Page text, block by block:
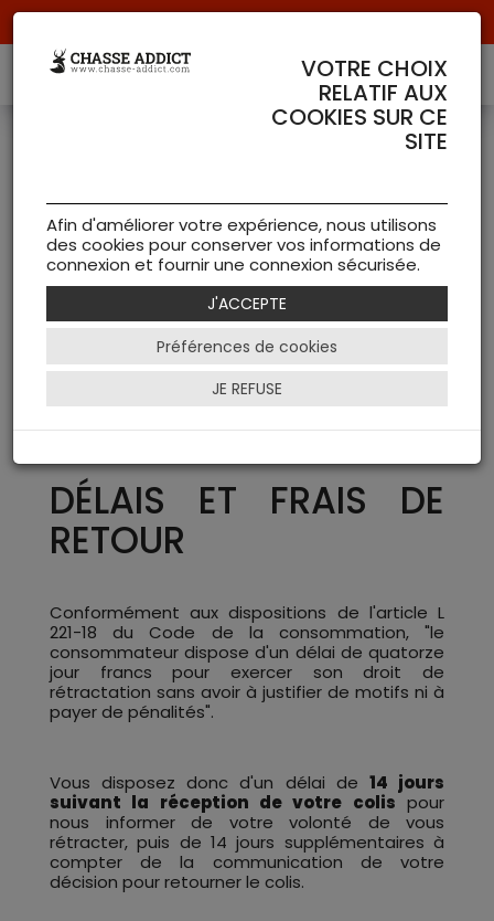
Comment réaliser
un retour ?
Politique de retour:
DÉLAIS ET FRAIS DE
RETOUR
Conformément aux dispositions de l'article L
221-18 du Code de la consommation, "le
consommateur dispose d'un délai de quatorze
jour francs pour exercer son droit de
rétractation sans avoir à justifier de motifs ni à
payer de pénalités".
Vous disposez donc d'un délai de 14 jours
suivant la réception de votre colis pour
nous informer de votre volonté de vous
rétracter, puis de 14 jours supplémentaires à
compter de la communication de votre
décision pour retourner le colis.
VOTRE CHOIX
RELATIF AUX
COOKIES SUR CE
SITE
Afin d'améliorer votre expérience, nous utilisons
des cookies pour conserver vos informations de
connexion et fournir une connexion sécurisée.
J'ACCEPTE
Préférences de cookies
JE REFUSE